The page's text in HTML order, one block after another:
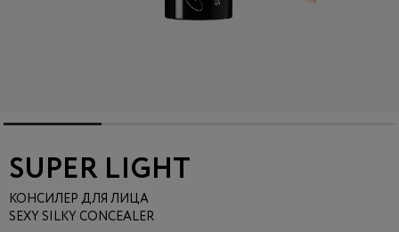
SUPER LIGHT
КОНСИЛЕР ДЛЯ ЛИЦА
SEXY SILKY CONCEALER